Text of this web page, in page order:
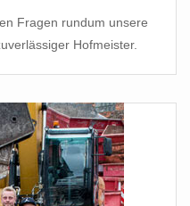
Fragen rundum unsere
Hofmeister.